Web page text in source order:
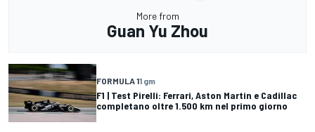
More from
Guan Yu Zhou
FORMULA 11 gm
F1 | Test Pirelli: Ferrari, Aston Martin e Cadillac
completano oltre 1.500 km nel primo giorno